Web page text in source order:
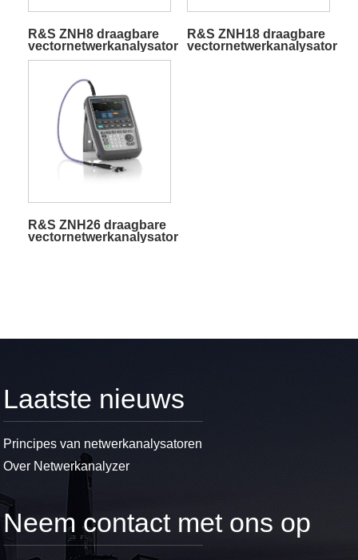
R&S ZNH8 draagbare
vectornetwerkanalysator
R&S ZNH18 draagbare
vectornetwerkanalysator
R&S ZNH26 draagbare
vectornetwerkanalysator
Laatste nieuws
Principes van netwerkanalysatoren
Over Netwerkanalyzer
Neem contact met ons op